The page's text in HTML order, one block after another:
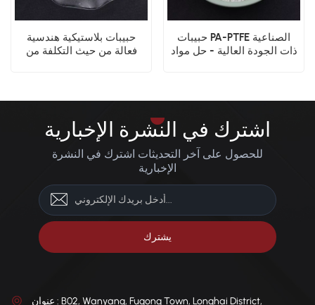
حبيبات بلاستيكية هندسية
فعالة من حيث التكلفة من
حبيبات PA-PTFE الصناعية
ذات الجودة العالية - حل مواد
اشترك في النشرة الإخبارية
للحصول على آخر التحديثات اشترك في النشرة
الإخبارية
عنوان : B02, Wanyang, Fugong Town, Longhai District,